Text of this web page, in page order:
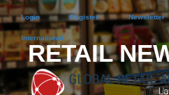
Login Register Newsletter
International
RETAIL